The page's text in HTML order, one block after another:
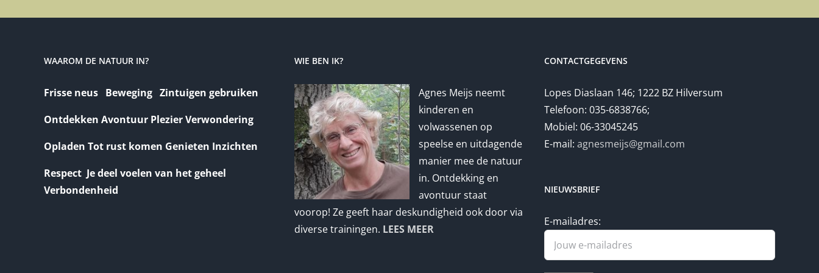
WAAROM DE NATUUR IN?
Frisse neus Beweging Zintuigen gebruiken
Ontdekken Avontuur Plezier Verwondering
Opladen Tot rust komen Genieten Inzichten
Respect Je deel voelen van het geheel
Verbondenheid
WIE BEN IK?
Agnes Meijs neemt
kinderen en
volwassenen op
speelse en uitdagende
manier mee de natuur
in. Ontdekking en
avontuur staat
voorop! Ze geeft haar deskundigheid ook door via
diverse trainingen. LEES MEER
CONTACTGEGEVENS
Lopes Diaslaan 146; 1222 BZ Hilversum
Telefoon: 035-6838766;
Mobiel: 06-33045245
E-mail:agnesmeijs@gmail.com
NIEUWSBRIEF
E-mailadres: